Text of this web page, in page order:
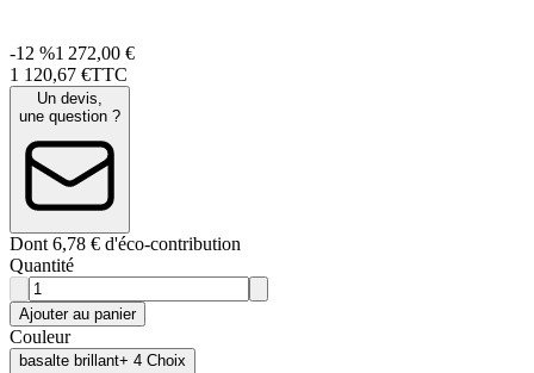
-12 %1 272,00 €
1 120,67 €TTC
Un devis,
une question ?
Dont 6,78 € d'éco-contribution
Quantité
Ajouter au panier
Couleur
basalte brillant+ 4 Choix